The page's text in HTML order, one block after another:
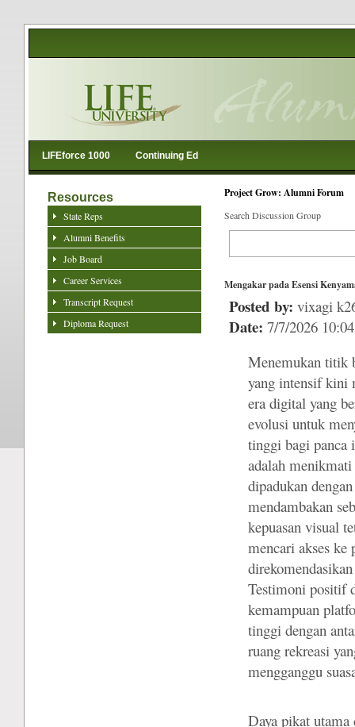
LIFEforce 1000 Continuing Ed
Project Grow: Alumni Forum
Search Discussion Group
Mengakar pada Esensi
Posted by: vixagi
Date: 7/7/2026
Menemukan titik
yang intensif kini
era digital yang
evolusi untuk
tinggi bagi panca
adalah
dipadukan
mendambakan
kepuasan visual
mencari akses
Testimoni positif
kemampuan
tinggi dengan
ruang rekreasi
mengganggu
Daya pikat utama
Resources
State Reps
Alumni Benefits
Job Board
Career Services
Transcript Request
Diploma Request